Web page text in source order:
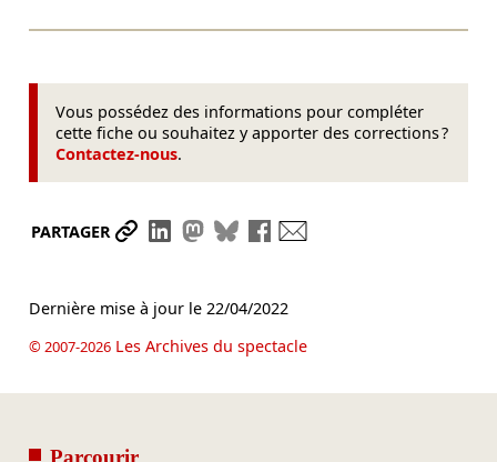
Vous possédez des informations pour compléter
cette fiche ou souhaitez y apporter des corrections ?
Contactez-nous.
PARTAGER Partager le lien
Partager sur LinkedIn
Partager sur Mastodon
Partager sur Bluesky
Partager sur Facebook
Dernière mise à jour le 22/04/2022
© 2007-2026Les Archives du spectacle
Parcourir